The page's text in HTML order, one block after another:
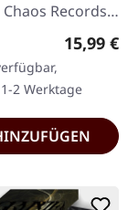
Records.
limitiert auf
Diese…
15,99 €
2 Werktage